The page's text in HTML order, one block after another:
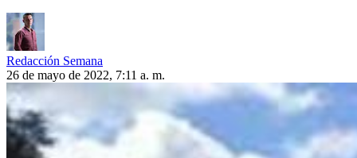
Redacción Semana
26 de mayo de 2022, 7:11 a. m.